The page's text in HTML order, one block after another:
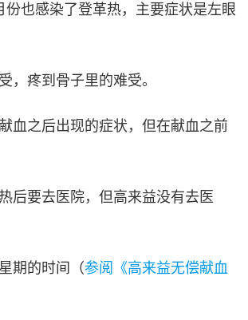
份也感染了登革热，主要症状是左眼
，疼到骨子里的难受。
血之后出现的症状，但在献血之前
后要去医院，但高来益没有去医
期的时间（参阅《高来益无偿献血